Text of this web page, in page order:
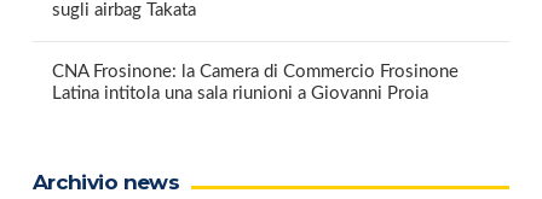
sugli airbag Takata
CNA Frosinone: la Camera di Commercio Frosinone
Latina intitola una sala riunioni a Giovanni Proia
Archivio news